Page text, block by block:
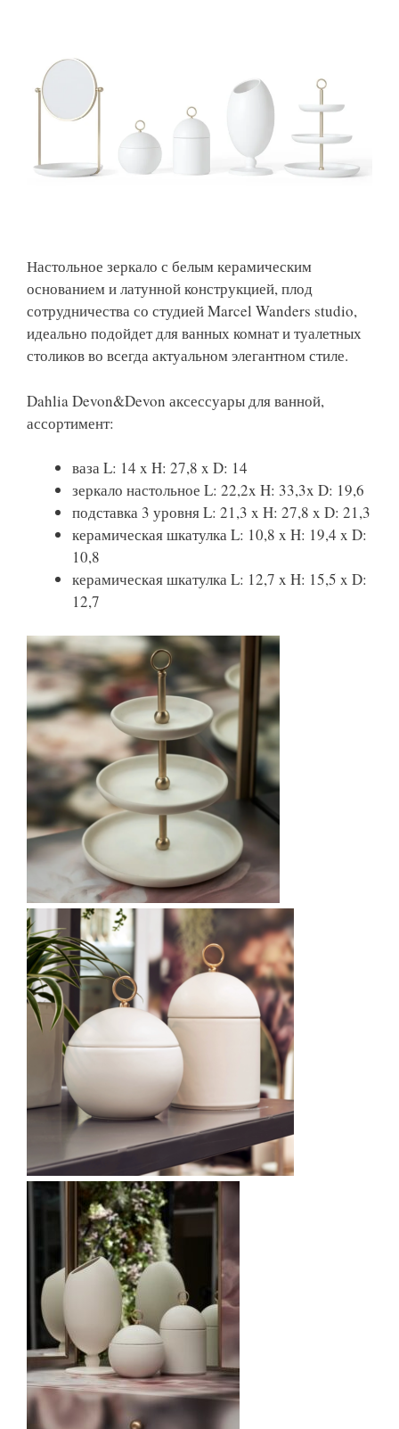
Настольное зеркало с белым керамическим
основанием и латунной конструкцией, плод
сотрудничества со студией Marcel Wanders studio,
идеально подойдет для ванных комнат и туалетных
столиков во всегда актуальном элегантном стиле.‎
Dahlia Devon&Devon аксессуары для ванной,
ассортимент:
ваза L: 14 x H: 27,8 x D: 14
зеркало настольное L: 22,2x H: 33,3x D: 19,6
подставка 3 уровня L: 21,3 x H: 27,8 x D: 21,3
керамическая шкатулка L: 10,8 x H: 19,4 x D:
10,8
керамическая шкатулка L: 12,7 x H: 15,5 x D:
12,7